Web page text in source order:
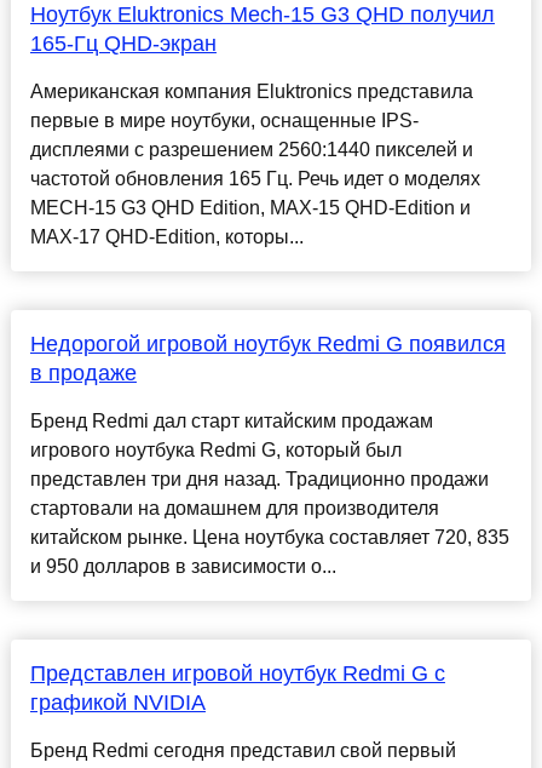
Ноутбук Eluktronics Mech-15 G3 QHD получил
165-Гц QHD-экран
Американская компания Eluktronics представила
первые в мире ноутбуки, оснащенные IPS-
дисплеями с разрешением 2560:1440 пикселей и
частотой обновления 165 Гц. Речь идет о моделях
MECH-15 G3 QHD Edition, MAX-15 QHD-Edition и
MAX-17 QHD-Edition, которы...
Недорогой игровой ноутбук Redmi G появился
в продаже
Бренд Redmi дал старт китайским продажам
игрового ноутбука Redmi G, который был
представлен три дня назад. Традиционно продажи
стартовали на домашнем для производителя
китайском рынке. Цена ноутбука составляет 720, 835
и 950 долларов в зависимости о...
Представлен игровой ноутбук Redmi G с
графикой NVIDIA
Бренд Redmi сегодня представил свой первый